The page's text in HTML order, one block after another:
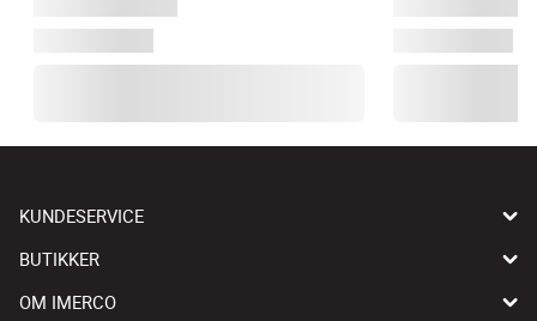
KUNDESERVICE
BUTIKKER
OM IMERCO